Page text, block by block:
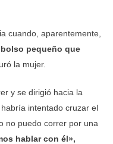
cuando, aparentemente,
pequeño que
la mujer.
y se dirigió hacia la
intentado cruzar el
no puedo correr por una
hablar con él»,